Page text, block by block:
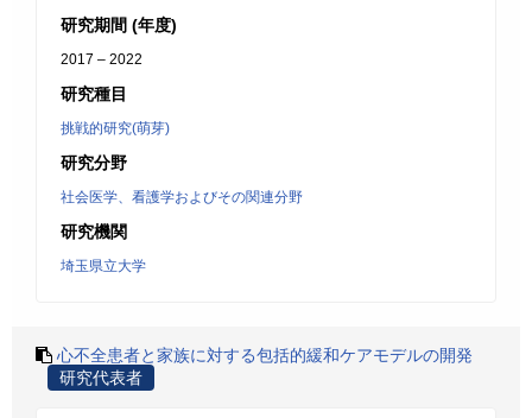
研究期間 (年度)
2017 – 2022
研究種目
挑戦的研究(萌芽)
研究分野
社会医学、看護学およびその関連分野
研究機関
埼玉県立大学
心不全患者と家族に対する包括的緩和ケアモデルの開発
研究代表者